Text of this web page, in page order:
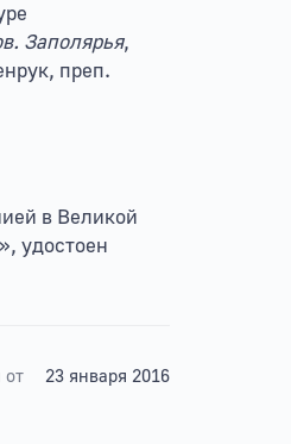
Заполярья,
преп.
в Великой
удостоен
от 23 января 2016